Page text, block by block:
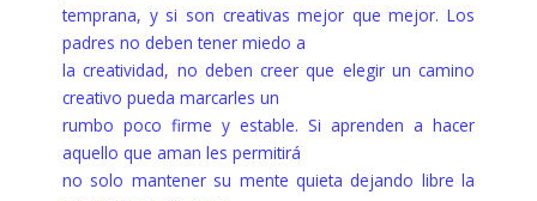
temprana, y si son creativas mejor que mejor. Los
padres no deben tener miedo a
la creatividad, no deben creer que elegir un camino
creativo pueda marcarles un
rumbo poco firme y estable. Si aprenden a hacer
aquello que aman les permitirá
no solo mantener su mente quieta dejando libre la